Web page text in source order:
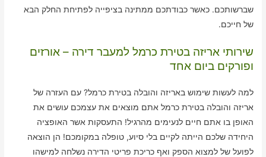
שברשותכם. כאשר כבודתכם ממתינה בציפייה לפתיחת החלק הבא
של חייכם.
שירותי אריזה בטירת כרמל למעבר דירה – אורזים
ופורקים ביום אחד
למה לעשות שימוש באריזה והובלה בטירת כרמל? עם העזרה של
אריזה והובלה בטירת כרמל אתם מוצאים את עצמכם עושים את
האופן בו אתם חיים לנעימים מהרגיל! התעסקות אשר האופציה
היחידה שלכם הייתה לקיים בלי סיוע, טופלה במקומכם! הן הוצאה
לפועל של למצוא הספק ואף כריכת פריטי הדירה נשלחה למישהו